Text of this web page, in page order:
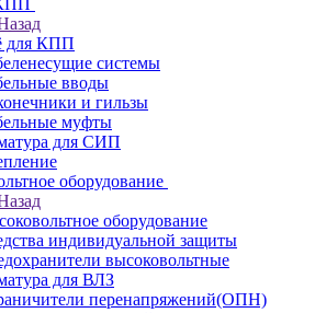
для КПП
системы
вводы
и гильзы
муфты
для СИП
оборудование
оборудование
индивидуальной защиты
высоковольтные
для ВЛЗ
перенапряжений(ОПН)